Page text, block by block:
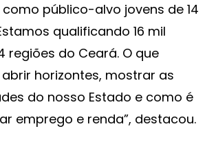
público-alvo jovens de 14
qualificando 16 mil
regiões do Ceará. O que
horizontes, mostrar as
do nosso Estado e como é
emprego e renda”, destacou.